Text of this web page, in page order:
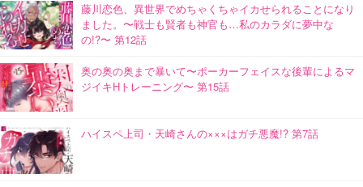
藤川恋色、異世界でめちゃくちゃイカせられることになり
ました。〜戦士も賢者も神官も…私のカラダに夢中な
の!?〜 第12話
奥の奥の奥まで暴いて〜ポーカーフェイスな後輩によるマ
ジイキHトレーニング〜 第15話
ハイスペ上司・天崎さんの×××はガチ悪魔!? 第7話